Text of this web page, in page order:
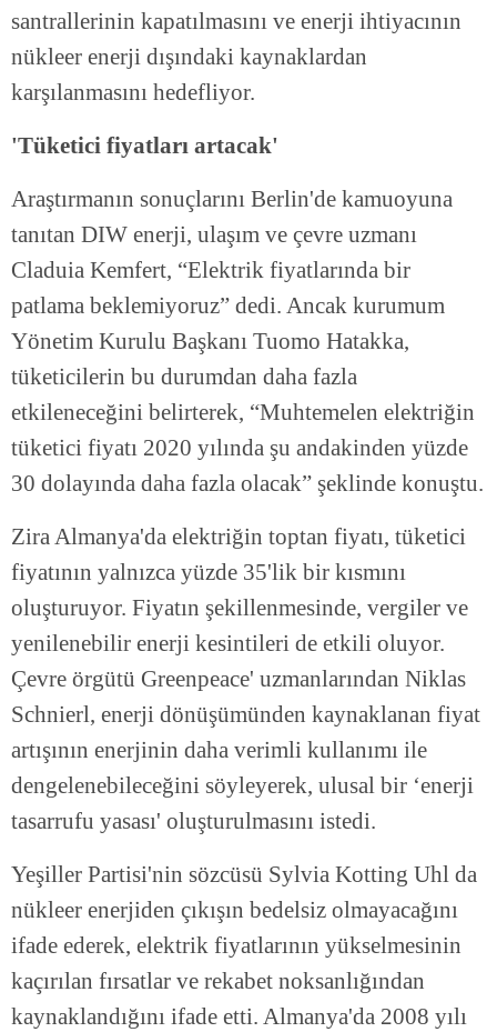
santrallerinin kapatılmasını ve enerji ihtiyacının
nükleer enerji dışındaki kaynaklardan
karşılanmasını hedefliyor.
'Tüketici fiyatları artacak'
Araştırmanın sonuçlarını Berlin'de kamuoyuna
tanıtan DIW enerji, ulaşım ve çevre uzmanı
Claduia Kemfert, “Elektrik fiyatlarında bir
patlama beklemiyoruz” dedi. Ancak kurumum
Yönetim Kurulu Başkanı Tuomo Hatakka,
tüketicilerin bu durumdan daha fazla
etkileneceğini belirterek, “Muhtemelen elektriğin
tüketici fiyatı 2020 yılında şu andakinden yüzde
30 dolayında daha fazla olacak” şeklinde konuştu.
Zira Almanya'da elektriğin toptan fiyatı, tüketici
fiyatının yalnızca yüzde 35'lik bir kısmını
oluşturuyor. Fiyatın şekillenmesinde, vergiler ve
yenilenebilir enerji kesintileri de etkili oluyor.
Çevre örgütü Greenpeace' uzmanlarından Niklas
Schnierl, enerji dönüşümünden kaynaklanan fiyat
artışının enerjinin daha verimli kullanımı ile
dengelenebileceğini söyleyerek, ulusal bir ‘enerji
tasarrufu yasası' oluşturulmasını istedi.
Yeşiller Partisi'nin sözcüsü Sylvia Kotting Uhl da
nükleer enerjiden çıkışın bedelsiz olmayacağını
ifade ederek, elektrik fiyatlarının yükselmesinin
kaçırılan fırsatlar ve rekabet noksanlığından
kaynaklandığını ifade etti. Almanya'da 2008 yılı